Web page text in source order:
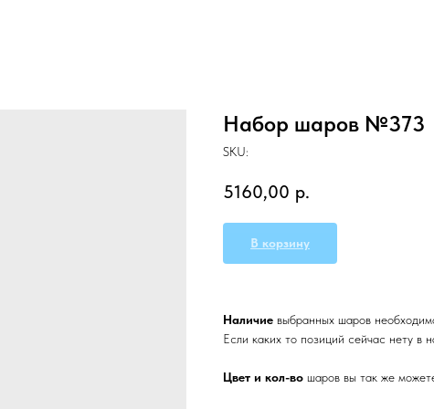
Набор шаров №373
SKU:
5160,00 р.
В корзину
Наличие выбранных шаров
Если каких то позиций сейчас нету в
Цвет и кол-во шаров вы так же